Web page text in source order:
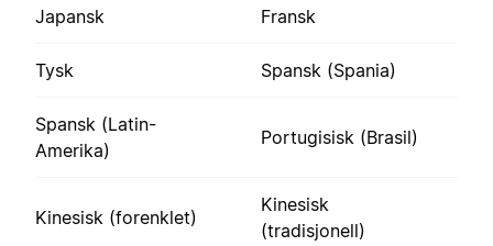
Japansk Fransk
Tysk Spansk (Spania)
Spansk (Latin-
Amerika)
Portugisisk (Brasil)
Kinesisk (forenklet)
Kinesisk
(tradisjonell)